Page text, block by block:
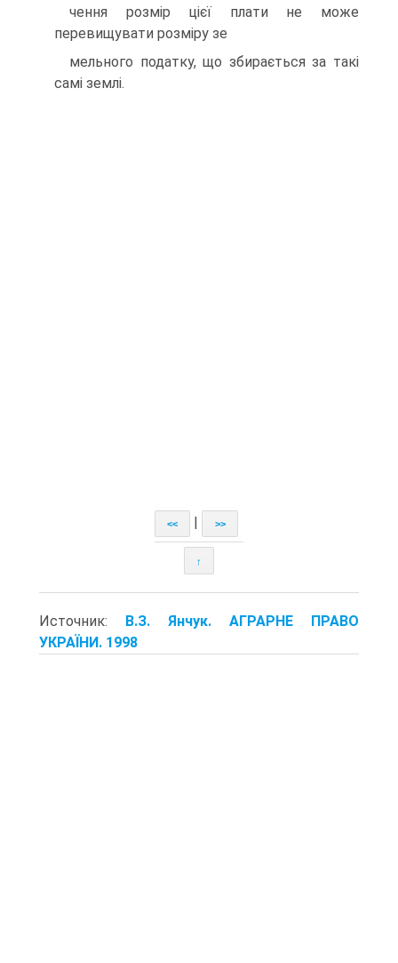
чення розмiр цiєї плати не може
перевищувати розмiру зе
мельного податку, що збирається за такi
самi землi.
<< >>
↑
Источник: В.З. Янчук. АГРАРНЕ ПРАВО
УКРАЇНИ. 1998